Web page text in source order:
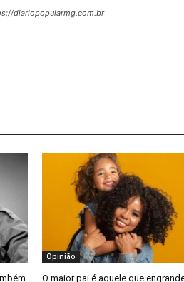
diariopopularmg.com.br
Opinião
O maior pai é aquele que